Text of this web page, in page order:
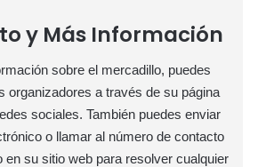
y Más Información
sobre el mercadillo, puedes
organizadores a través de su página
sociales. También puedes enviar
o llamar al número de contacto
en su sitio web para resolver cualquier